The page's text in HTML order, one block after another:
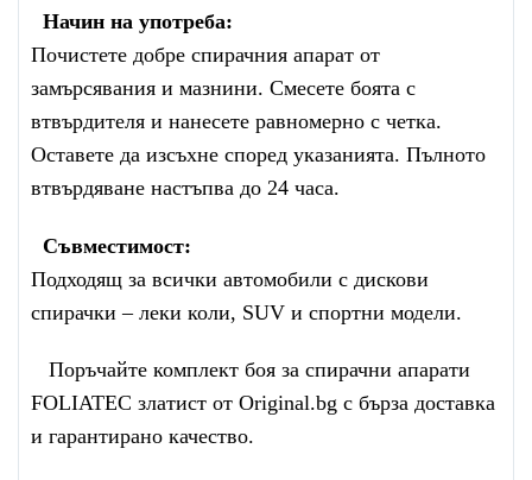
Начин на употреба:
Почистете добре спирачния апарат от
замърсявания и мазнини. Смесете боята с
втвърдителя и нанесете равномерно с четка.
Оставете да изсъхне според указанията. Пълното
втвърдяване настъпва до 24 часа.
Съвместимост:
Подходящ за всички автомобили с дискови
спирачки – леки коли, SUV и спортни модели.
Поръчайте комплект боя за спирачни апарати
FOLIATEC златист от Original.bg с бърза доставка
и гарантирано качество.